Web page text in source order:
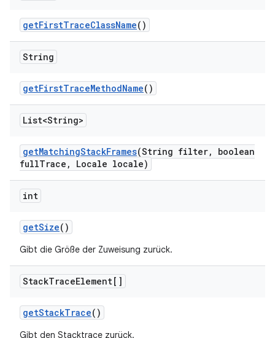
getFirstTraceClassName()
String
getFirstTraceMethodName()
List<String>
getMatchingStackFrames(String filter,
boolean
fullTrace , Locale locale)
int
getSize()
Gibt die Größe der Zuweisung zurück.
StackTraceElement[]
getStackTrace()
Gibt den Stacktrace zurück.